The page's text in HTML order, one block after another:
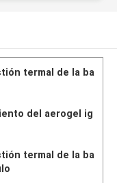
termal de la ba
del aerogel ig
termal de la ba